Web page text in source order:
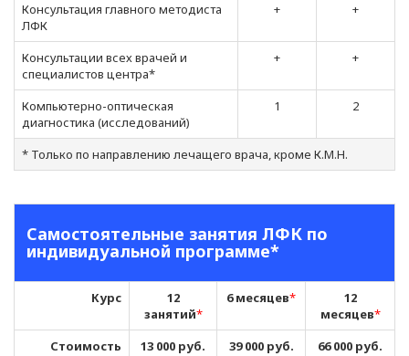
Консультация главного методиста
ЛФК
+ +
Консультации всех врачей и
специалистов центра*
+ +
Компьютерно-оптическая
диагностика (исследований)
1 2
* Только по направлению лечащего врача, кроме К.М.Н.
Самостоятельные занятия ЛФК по
индивидуальной программе*
Курс
12
занятий*
6 месяцев*
12
месяцев*
Стоимость
13 000 руб. 39 000 руб.
66 000 руб.